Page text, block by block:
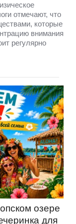
отмечают, что
которые
внимания
регулярно
озере
для